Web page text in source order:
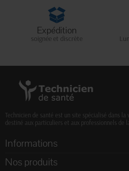
Expédition
soignée et discrète
Technicien de santé est un site spécialisé dans
destiné aux particuliers et aux professionnels de
Informations
Nos produits